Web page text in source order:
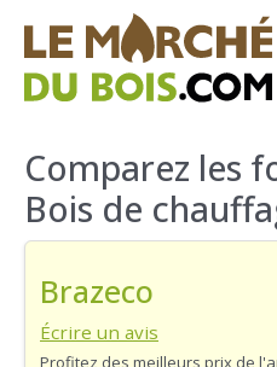
CHAUFFAGE AU BOIS
FAQ
TROUVER SON
Comparez les
Bois de
Brazeco
Écrire un avis
Profitez des meilleurs prix de